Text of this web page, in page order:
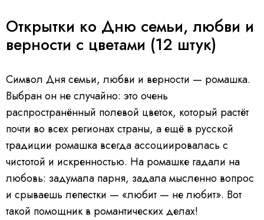
Открытки ко Дню семьи, любви и
верности с цветами (12 штук)
Символ Дня семьи, любви и верности — ромашка.
Выбран он не случайно: это очень
распространённый полевой цветок, который растёт
почти во всех регионах страны, а ещё в русской
традиции ромашка всегда ассоциировалась с
чистотой и искренностью. На ромашке гадали на
любовь: задумала парня, задала мысленно вопрос
и срываешь лепестки — «любит — не любит». Вот
такой помощник в романтических делах!